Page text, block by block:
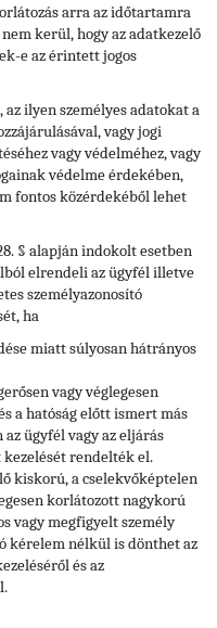
arra az időtartamra
kerül, hogy az adatkezelő
e az érintett jogos
ilyen személyes adatokat a
vagy jogi
vagy védelméhez, vagy
védelme érdekében,
fontos közérdekéből lehet
§ alapján indokolt esetben
elrendeli az ügyfél illetve
személyazonosító
ha
miatt súlyosan hátrányos
vagy véglegesen
a hatóság előtt ismert más
ügyfél vagy az eljárás
rendelték el.
kiskorú, a cselekvőképtelen
korlátozott nagykorú
vagy megfigyelt személy
kérelem nélkül is dönthet az
és az